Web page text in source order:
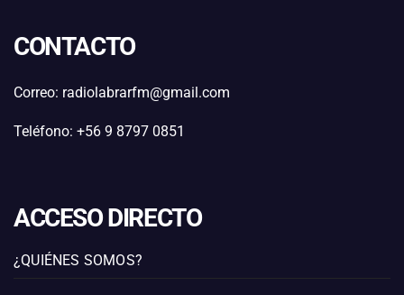
CONTACTO
Correo: radiolabrarfm@gmail.com
Teléfono: +56 9 8797 0851
ACCESO DIRECTO
¿QUIÉNES SOMOS?